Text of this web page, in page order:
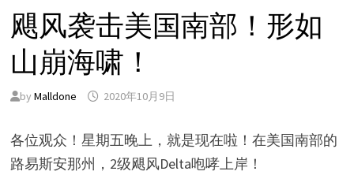
飓风袭击美国南部！形如
山崩海啸！
by Malldone 2020年10月9日
各位观众！星期五晚上，就是现在啦！在美国南部的
路易斯安那州，2级飓风Delta咆哮上岸！